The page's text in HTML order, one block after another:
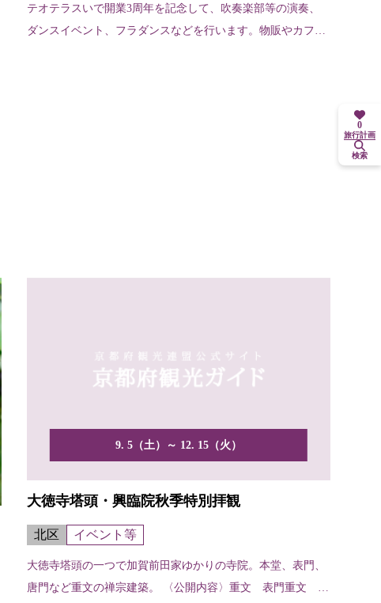
テオテラスいで開業3周年を記念して、吹奏楽部等の演奏、
ダンスイベント、フラダンスなどを行います。物販やカフェ
9. 5（土）～ 12. 15（火）
大徳寺塔頭・興臨院秋季特別拝観
北区 イベント等
大徳寺塔頭の一つで加賀前田家ゆかりの寺院。本堂、表門、
唐門など重文の禅宗建築。 〈公開内容〉重文 表門重文 本
0
旅行計画
検索